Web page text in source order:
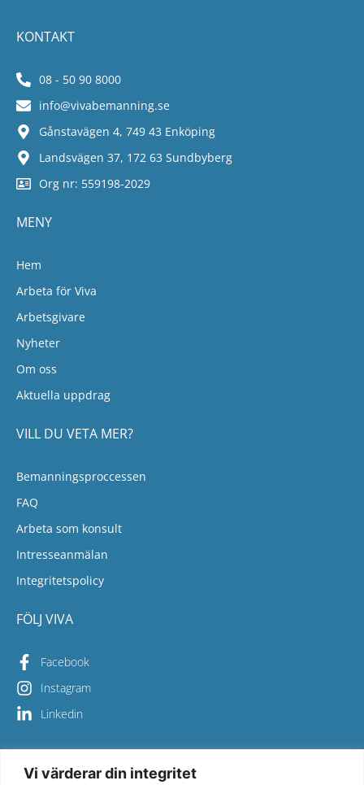
Vi värderar din integritet
KONTAKT
08 - 50 90 8000
info@vivabemanning.se
Gånstavägen 4, 749 43 Enköping
Landsvägen 37, 172 63 Sundbyberg
Org nr: 559198-2029
MENY
Hem
Arbeta för Viva
Arbetsgivare
Nyheter
Om oss
Aktuella uppdrag
VILL DU VETA MER?
Bemanningsproccessen
FAQ
Arbeta som konsult
Intresseanmälan
Integritetspolicy
FÖLJ VIVA
Facebook
Instagram
Linkedin
Copyright © 2026 Viva Bemanning – All Rights Reserved